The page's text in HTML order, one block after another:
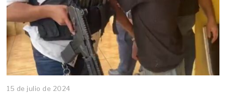
15 de julio de 2024